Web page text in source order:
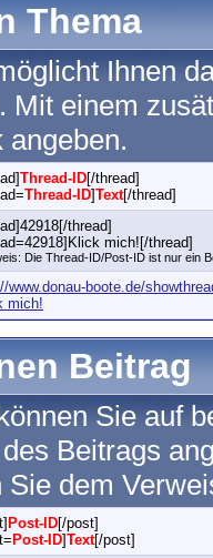
Thema
Ihnen
Mit einem
angeben.
Thread-ID[/thread]
Thread-ID]Text[/thread]
thread]
mich![/thread]
Die Thread-ID/Post-ID ist nur ein
www.donau-boote.de/
mich!
Beitrag
Sie auf
Beitrags
dem
Post-ID[/post]
Post-ID]Text[/post]